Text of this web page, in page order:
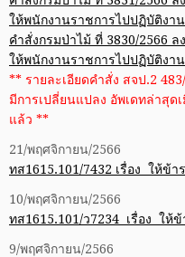
ให้พนักงานราชการไปปฏิบัติงาน
คำสั่งกรมป่าไม้ ที่ 3830/2566
ให้พนักงานราชการไปปฏิบัติงาน
** รายละเอียดคำสั่ง สจป.2
มีการเปลี่ยนแปลง อัพเดทล่าสุด
แล้ว **
21/พฤศจิกายน/2566
ทส1615.101/7432 เรื่อง ให้ข้
10/พฤศจิกายน/2566
ทส1615.101/ว7234 เรื่อง ให้
9/พฤศจิกายน/2566